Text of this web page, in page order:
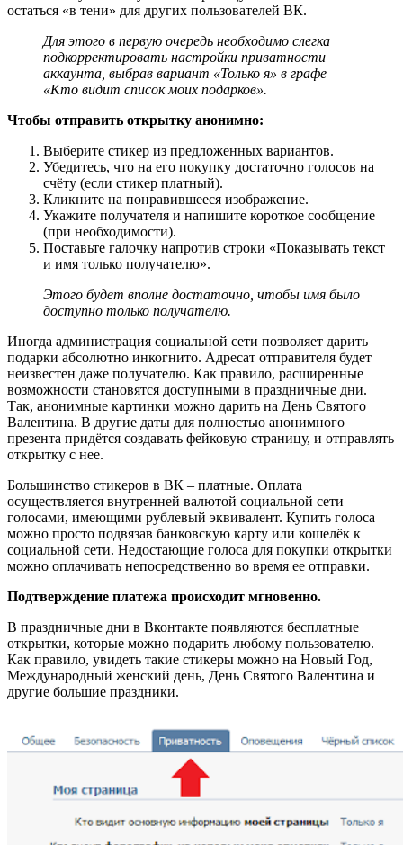
остаться «в тени» для других пользователей ВК.
Для этого в первую очередь необходимо слегка
подкорректировать настройки приватности
аккаунта, выбрав вариант «Только я» в графе
«Кто видит список моих подарков».
Чтобы отправить открытку анонимно:
Выберите стикер из предложенных вариантов.
Убедитесь, что на его покупку достаточно голосов на
счёту (если стикер платный).
Кликните на понравившееся изображение.
Укажите получателя и напишите короткое сообщение
(при необходимости).
Поставьте галочку напротив строки «Показывать текст
и имя только получателю».
Этого будет вполне достаточно, чтобы имя было
доступно только получателю.
Иногда администрация социальной сети позволяет дарить
подарки абсолютно инкогнито. Адресат отправителя будет
неизвестен даже получателю. Как правило, расширенные
возможности становятся доступными в праздничные дни.
Так, анонимные картинки можно дарить на День Святого
Валентина. В другие даты для полностью анонимного
презента придётся создавать фейковую страницу, и отправлять
открытку с нее.
Большинство стикеров в ВК – платные. Оплата
осуществляется внутренней валютой социальной сети –
голосами, имеющими рублевый эквивалент. Купить голоса
можно просто подвязав банковскую карту или кошелёк к
социальной сети. Недостающие голоса для покупки открытки
можно оплачивать непосредственно во время ее отправки.
Подтверждение платежа происходит мгновенно.
В праздничные дни в Вконтакте появляются бесплатные
открытки, которые можно подарить любому пользователю.
Как правило, увидеть такие стикеры можно на Новый Год,
Международный женский день, День Святого Валентина и
другие большие праздники.